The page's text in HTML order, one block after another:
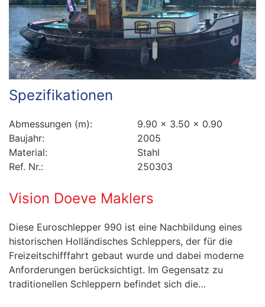
Spezifikationen
Abmessungen (m):
9.90 x 3.50 x 0.90
Baujahr:
2005
Material:
Stahl
Ref. Nr.:
250303
Vision Doeve Maklers
Diese Euroschlepper 990 ist eine Nachbildung eines
historischen Holländisches Schleppers, der für die
Freizeitschifffahrt gebaut wurde und dabei moderne
Anforderungen berücksichtigt. Im Gegensatz zu
traditionellen Schleppern befindet sich die…